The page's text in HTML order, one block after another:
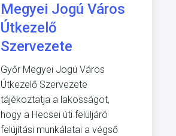
Megyei Jogú Város
Útkezelő
Szervezete
Győr Megyei Jogú Város
Útkezelő Szervezete
tájékoztatja a lakosságot,
hogy a Hecsei úti felüljáró
felújítási munkálatai a végső